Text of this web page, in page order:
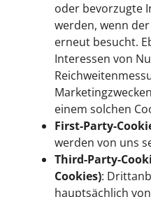
oder bevorzugte
werden, wenn
erneut besucht.
Interessen von
einem solchen
First-Party-
werden von uns
Third-Party-
Cookies):
hauptsächlich